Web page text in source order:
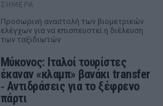
ΣΉΜΕΡΑ
Προσωρινή αναστολή των βιομετρικών
ελέγχων για να επισπευστεί η διέλευση
των ταξιδιωτών
Μύκονος: Ιταλοί τουρίστες
έκαναν «κλαμπ» βανάκι transfer
‑ Αντιδράσεις για το ξέφρενο
πάρτι